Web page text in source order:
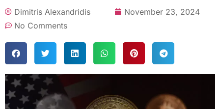
Dimitris Alexandridis
November 23, 2024
No Comments